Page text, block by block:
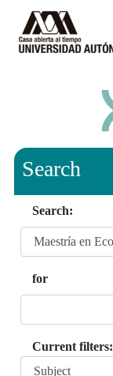
Search
Search:
for
Current filters: